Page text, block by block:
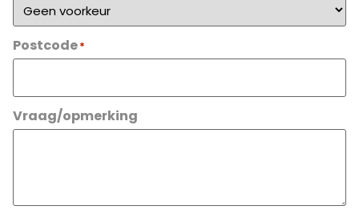
Postcode*
Vraag/opmerking